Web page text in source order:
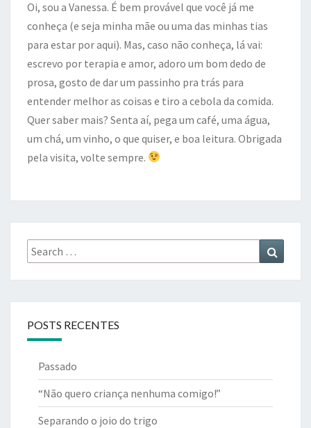
Oi, sou a Vanessa. É bem provável que você já me
conheça (e seja minha mãe ou uma das minhas tias
para estar por aqui). Mas, caso não conheça, lá vai:
escrevo por terapia e amor, adoro um bom dedo de
prosa, gosto de dar um passinho pra trás para
entender melhor as coisas e tiro a cebola da comida.
Quer saber mais? Senta aí, pega um café, uma água,
um chá, um vinho, o que quiser, e boa leitura. Obrigada
pela visita, volte sempre.
Search
for:
POSTS RECENTES
Passado
“Não quero criança nenhuma comigo!”
Separando o joio do trigo